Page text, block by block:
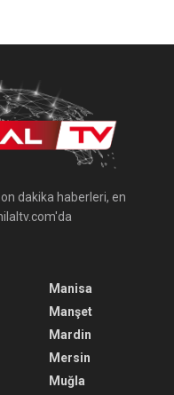
dakika haberleri, en
Manisa
Manşet
Mardin
Mersin
Muğla